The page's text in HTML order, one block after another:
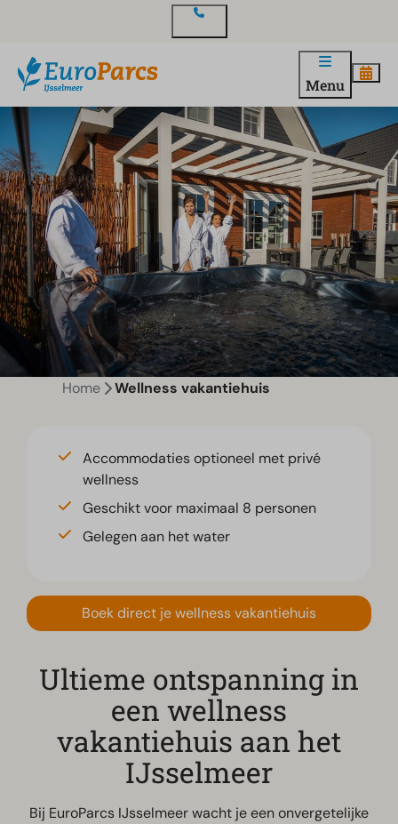
Menu
Home Wellness vakantiehuis
Accommodaties optioneel met privé
wellness
Geschikt voor maximaal 8 personen
Gelegen aan het water
Boek direct je wellness vakantiehuis
Ultieme ontspanning in
een wellness
vakantiehuis aan het
IJsselmeer
Bij EuroParcs IJsselmeer wacht je een onvergetelijke